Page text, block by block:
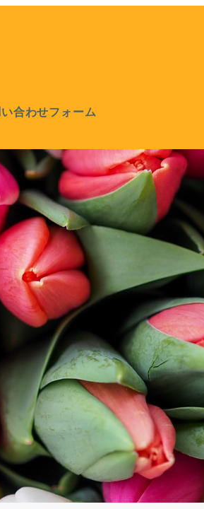
合わせフォーム